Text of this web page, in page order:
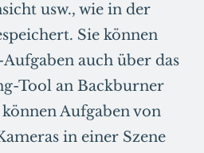
usw., wie in der
Sie können
auch über das
Tool an Backburner
Aufgaben von
in einer Szene